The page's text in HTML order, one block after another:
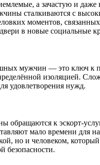
а зачастую и даже
сталкиваются с
моментов,
в новые социальные
мужчин — это ключ к
изоляцией.
удовлетворения нужд.
обращаются к эскорт-
мало времени для
но и человеком,
безопасности.